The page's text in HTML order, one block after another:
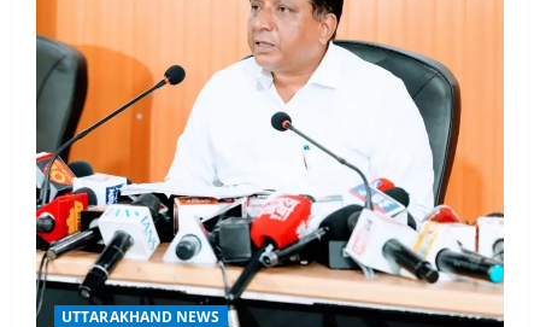
UTTARAKHAND NEWS